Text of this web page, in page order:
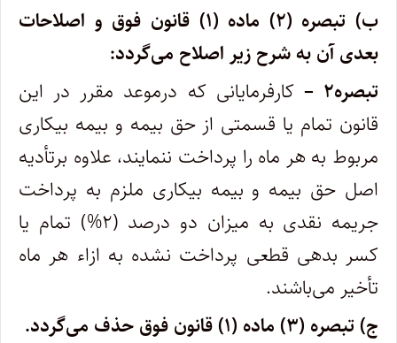
ب) تبصره (۲) ماده (۱) قانون فوق و اصلاحات
بعدی آن به شرح زیر اصلاح می‌گردد:
تبصره۲ –
کارفرمایانی که درموعد مقرر در این
قانون تمام یا قسمتی از حق بیمه و بیمه بیکاری
مربوط به هر ماه را پرداخت ننمایند، علاوه برتأدیه
اصل حق بیمه و بیمه بیکاری ملزم به پرداخت
جریمه نقدی به میزان دو درصد (۲%) تمام یا
کسر بدهی قطعی پرداخت نشده به ازاء هر ماه
تأخیر می‌باشند.
ج) تبصره (۳) ماده (۱) قانون فوق حذف می‌گردد.